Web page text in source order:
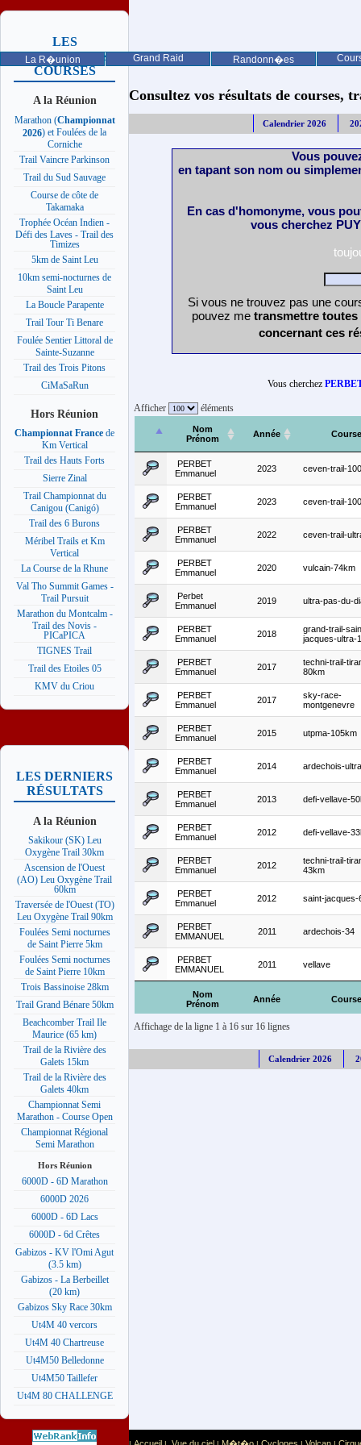
La R�union Grand Raid Randonn�es
LES
PROCHAINES
COURSES
A la Réunion
Marathon (Championnat
2026) et Foulées de la
Corniche
Trail Vaincre Parkinson
Trail du Sud Sauvage
Course de côte de
Takamaka
Trophée Océan Indien -
Défi des Laves - Trail des
Timizes
5km de Saint Leu
10km semi-nocturnes de
Saint Leu
La Boucle Parapente
Trail Tour Ti Benare
Foulée Sentier Littoral de
Sainte-Suzanne
Trail des Trois Pitons
CiMaSaRun
Hors Réunion
Championnat France de
Km Vertical
Trail des Hauts Forts
Sierre Zinal
Trail Championnat du
Canigou (Canigó)
Trail des 6 Burons
Méribel Trails et Km
Vertical
La Course de la Rhune
Val Tho Summit Games -
Trail Pursuit
Marathon du Montcalm -
Trail des Novis -
PICaPICA
TIGNES Trail
Trail des Etoiles 05
KMV du Criou
LES DERNIERS
RÉSULTATS
A la Réunion
Sakikour (SK) Leu
Oxygène Trail 30km
Ascension de l'Ouest
(AO) Leu Oxygène Trail
60km
Traversée de l'Ouest (TO)
Leu Oxygène Trail 90km
Foulées Semi nocturnes
de Saint Pierre 5km
Foulées Semi nocturnes
de Saint Pierre 10km
Trois Bassinoise 28km
Trail Grand Bénare 50km
Beachcomber Trail Ile
Maurice (65 km)
Trail de la Rivière des
Galets 15km
Trail de la Rivière des
Galets 40km
Championnat Semi
Marathon - Course Open
Championnat Régional
Semi Marathon
Hors Réunion
6000D - 6D Marathon
6000D 2026
6000D - 6D Lacs
6000D - 6d Crêtes
Gabizos - KV l'Omi Agut
(3.5 km)
Gabizos - La Berbeillet
(20 km)
Gabizos Sky Race 30km
Ut4M 40 vercors
Ut4M 40 Chartreuse
Ut4M50 Belledonne
Ut4M50 Taillefer
Ut4M 80 CHALLENGE
Consultez vos résultats de courses,
Calendrier 2026
Vous
en tapant son nom ou
En cas d'homonyme, vous
vous cherchez
Si vous ne trouvez pas une
pouvez me transmettre
concernant ces
Vous cherchez
Afficher éléments
Nom
Prénom
Année Course
Nom
Prénom
Année Course
PERBET
Emmanuel
2023 ceven-trail-
PERBET
Emmanuel
2023 ceven-trail-
PERBET
Emmanuel
2022 ceven-trail-
PERBET
Emmanuel
2020 vulcain-74km
Perbet
Emmanuel
2019 ultra-pas-du-
PERBET
Emmanuel
2018
grand-trail-
jacques-ultra-
PERBET
Emmanuel
2017
techni-trail-
80km
PERBET
Emmanuel
2017
sky-race-
montgenevre
PERBET
Emmanuel
2015 utpma-105km
PERBET
Emmanuel
2014 ardechois-ultra
PERBET
Emmanuel
2013 defi-vellave-
PERBET
Emmanuel
2012 defi-vellave-
PERBET
Emmanuel
2012
techni-trail-
43km
PERBET
Emmanuel
2012 saint-jacques-
PERBET
EMMANUEL
2011 ardechois-34
PERBET
EMMANUEL
2011 vellave
Affichage de la ligne 1 à 16 sur 16 lignes
Calendrier 2026